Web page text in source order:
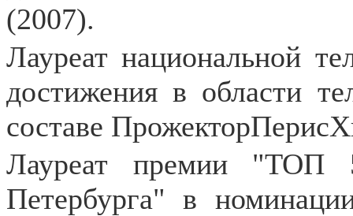
(2007).
Лауреат национальной
достижения в области
составе
Лауреат премии "ТОП
Петербурга" в